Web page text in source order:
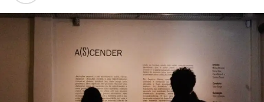
Destaques da Programação: